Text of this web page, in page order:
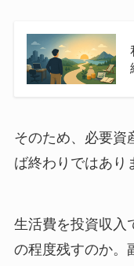
そのため、必要資
ば終わりではあり
生活費を投資収入
の程度残すのか。